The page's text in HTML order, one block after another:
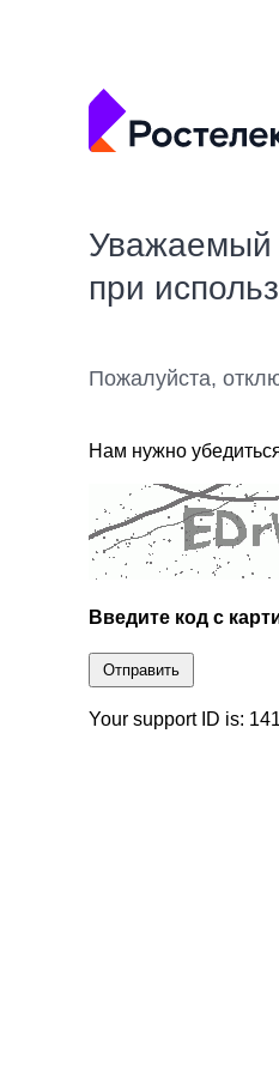
Уважаемый
при
Пожалуйста,
Нам нужно
Введите код с
Отправить
Your support ID is: